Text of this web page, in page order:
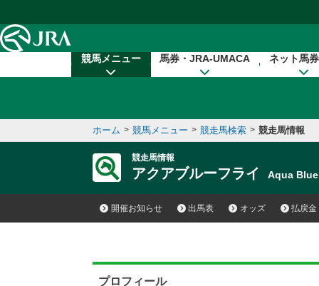
競馬メニュー 馬券・JRA-UMACA ネット馬
ホーム > 競馬メニュー > 競走馬検索 > 競走馬情報
競走馬情報
アクアブルーフライ Aqua
開催お知らせ 出馬表 オッズ 払戻金
プロフィール